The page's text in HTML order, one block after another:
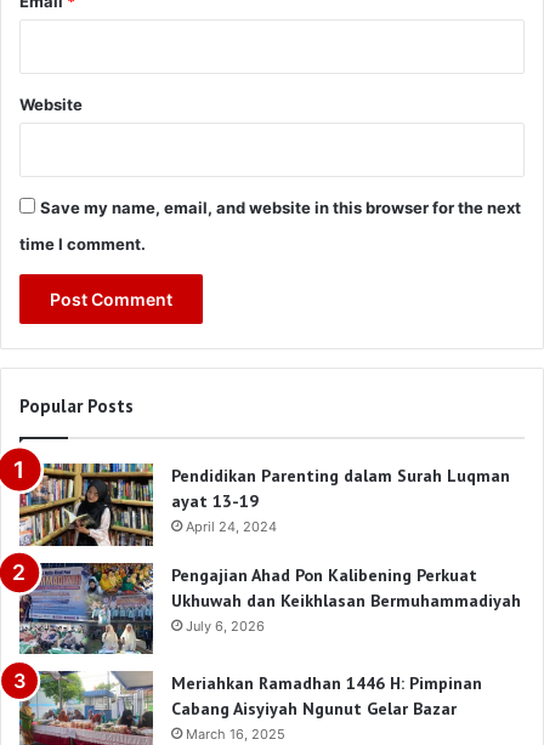
Website
Save my name, email, and website in this browser for the next
time I comment.
Popular Posts
Pendidikan Parenting dalam Surah Luqman
ayat 13-19
April 24, 2024
Pengajian Ahad Pon Kalibening Perkuat
Ukhuwah dan Keikhlasan Bermuhammadiyah
July 6, 2026
Meriahkan Ramadhan 1446 H: Pimpinan
Cabang Aisyiyah Ngunut Gelar Bazar
March 16, 2025